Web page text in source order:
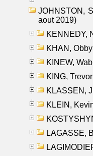
JOHNSTON,
aout 2019)
KENNEDY,
KHAN,
KINEW,
KING,
KLASSEN,
KLEIN,
LAGASSE,